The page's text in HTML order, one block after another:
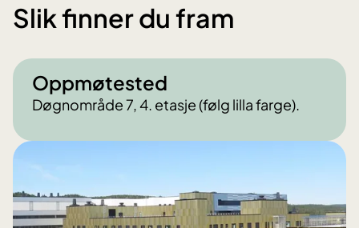
Slik finner du fram
Oppmøtested
Døgnområde 7, 4. etasje (følg lilla farge).